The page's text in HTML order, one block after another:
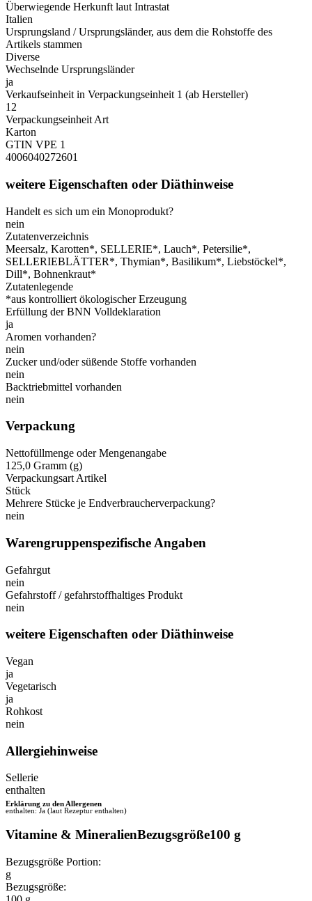
Überwiegende Herkunft laut Intrastat
Italien
Ursprungsland / Ursprungsländer, aus dem die Rohstoffe des
Artikels stammen
Diverse
Wechselnde Ursprungsländer
ja
Verkaufseinheit in Verpackungseinheit 1 (ab Hersteller)
12
Verpackungseinheit Art
Karton
GTIN VPE 1
4006040272601
weitere Eigenschaften oder Diäthinweise
Handelt es sich um ein Monoprodukt?
nein
Zutatenverzeichnis
Meersalz, Karotten*, SELLERIE*, Lauch*, Petersilie*,
SELLERIEBLÄTTER*, Thymian*, Basilikum*, Liebstöckel*,
Dill*, Bohnenkraut*
Zutatenlegende
*aus kontrolliert ökologischer Erzeugung
Erfüllung der BNN Volldeklaration
ja
Aromen vorhanden?
nein
Zucker und/oder süßende Stoffe vorhanden
nein
Backtriebmittel vorhanden
nein
Verpackung
Nettofüllmenge oder Mengenangabe
125,0 Gramm (g)
Verpackungsart Artikel
Stück
Mehrere Stücke je Endverbraucherverpackung?
nein
Warengruppenspezifische Angaben
Gefahrgut
nein
Gefahrstoff / gefahrstoffhaltiges Produkt
nein
weitere Eigenschaften oder Diäthinweise
Vegan
ja
Vegetarisch
ja
Rohkost
nein
Allergiehinweise
Sellerie
enthalten
Erklärung zu den Allergenen
enthalten: Ja (laut Rezeptur enthalten)
Vitamine & MineralienBezugsgröße100 g
Bezugsgröße Portion:
g
Bezugsgröße: